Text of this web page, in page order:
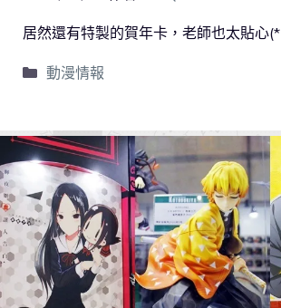
居然還有特製的賀年卡，老師也太貼心
動漫情報